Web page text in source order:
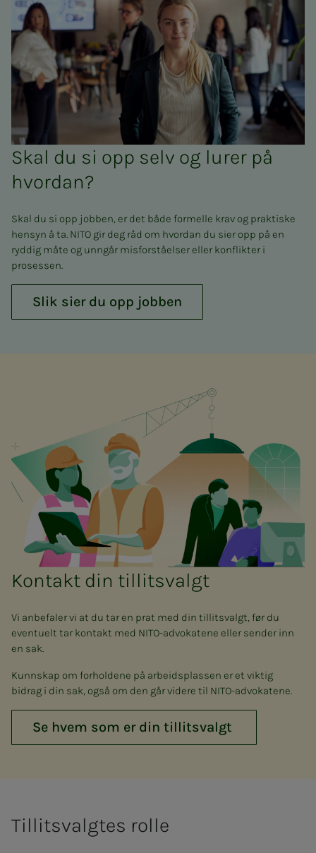
Skal du si opp selv og lurer på
hvordan?
Skal du si opp jobben, er det både formelle krav og praktiske
hensyn å ta. NITO gir deg råd om hvordan du sier opp på en
ryddig måte og unngår misforståelser eller konflikter i
prosessen.
Slik sier du opp jobben
Kontakt din tillitsvalgt
Vi anbefaler vi at du tar en prat med din tillitsvalgt, før du
eventuelt tar kontakt med NITO-advokatene eller sender inn
en sak.
Kunnskap om forholdene på arbeidsplassen er et viktig
bidrag i din sak, også om den går videre til NITO-advokatene.
Se hvem som er din tillitsvalgt
Tillitsvalgtes rolle